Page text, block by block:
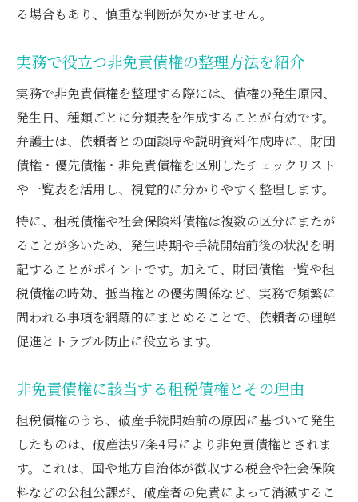
る場合もあり、慎重な判断が欠かせません。
実務で役立つ非免責債権の整理方法を紹介
実務で非免責債権を整理する際には、債権の発生原因、
発生日、種類ごとに分類表を作成することが有効です。
弁護士は、依頼者との面談時や説明資料作成時に、財団
債権・優先債権・非免責債権を区別したチェックリスト
や一覧表を活用し、視覚的に分かりやすく整理します。
特に、租税債権や社会保険料債権は複数の区分にまたが
ることが多いため、発生時期や手続開始前後の状況を明
記することがポイントです。加えて、財団債権一覧や租
税債権の時効、抵当権との優劣関係など、実務で頻繁に
問われる事項を網羅的にまとめることで、依頼者の理解
促進とトラブル防止に役立ちます。
非免責債権に該当する租税債権とその理由
租税債権のうち、破産手続開始前の原因に基づいて発生
したものは、破産法97条4号により非免責債権とされま
す。これは、国や地方自治体が徴収する税金や社会保険
料などの公租公課が、破産者の免責によって消滅するこ